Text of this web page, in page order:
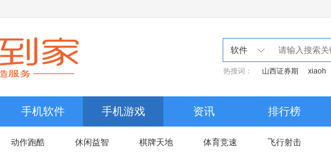
软件
热搜词： 山西证券期 xiaoh
手机软件 手机游戏 资讯 排行榜
动作跑酷 休闲益智 棋牌天地 体育竞速 飞行射击